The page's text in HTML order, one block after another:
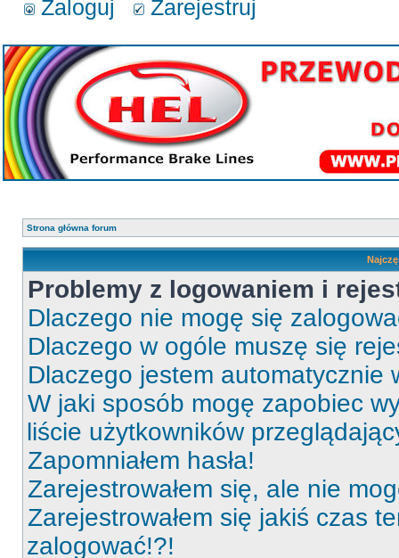
Zaloguj Zarejestruj
Strona główna forum
Problemy z logowaniem i
Dlaczego nie mogę się
Dlaczego w ogóle muszę się
Dlaczego jestem automatycznie
W jaki sposób mogę zapobiec
liście użytkowników
Zapomniałem hasła!
Zarejestrowałem się, ale nie
Zarejestrowałem się jakiś czas
zalogować!?!